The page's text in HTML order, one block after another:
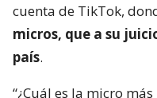
cuenta de TikTok,
micros, que a su
país.
“¿Cuál es la micro